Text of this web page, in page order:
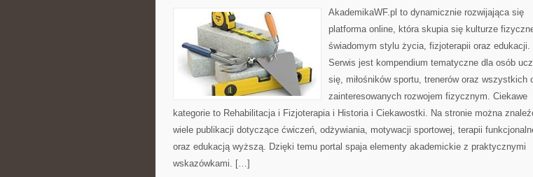
AkademikaWF.pl to dynamicznie rozwijająca się
platforma online, która skupia się kulturze
świadomym stylu życia, fizjoterapii oraz edukacji.
Serwis jest kompendium tematyczne dla osób
się, miłośników sportu, trenerów oraz wszystkich
zainteresowanych rozwojem fizycznym. Ciekawe
kategorie to Rehabilitacja i Fizjoterapia i Historia i Ciekawostki. Na stronie można
wiele publikacji dotyczące ćwiczeń, odżywiania, motywacji sportowej, terapii
oraz edukacją wyższą. Dzięki temu portal spaja elementy akademickie z praktycznymi
wskazówkami. […]